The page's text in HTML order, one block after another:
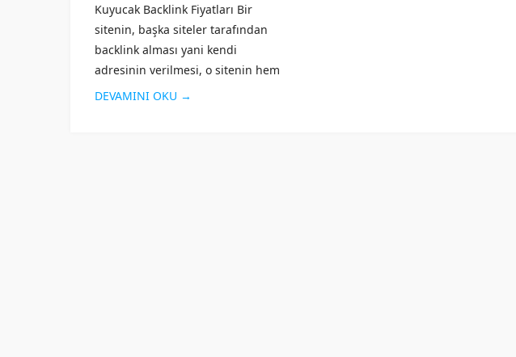
Kuyucak Backlink Fiyatları Bir
sitenin, başka siteler tarafından
backlink alması yani kendi
adresinin verilmesi, o sitenin hem
reklamı olduğu kadar hem de
DEVAMINI OKU →